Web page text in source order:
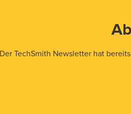
Der TechSmith Newsletter hat